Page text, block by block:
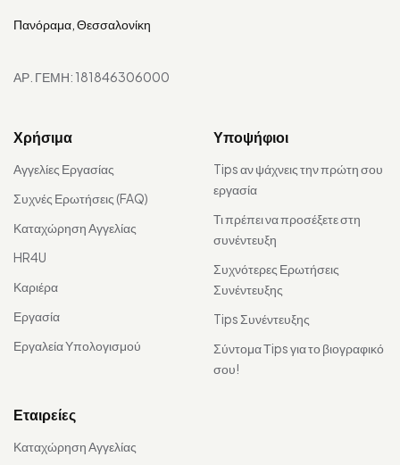
Πανόραμα, Θεσσαλονίκη
ΑΡ. ΓΕΜΗ: 181846306000
Χρήσιμα
Αγγελίες Εργασίας
Συχνές Ερωτήσεις (FAQ)
Καταχώρηση Αγγελίας
HR4U
Καριέρα
Εργασία
Εργαλεία Υπολογισμού
Υποψήφιοι
Tips αν ψάχνεις την πρώτη σου
εργασία
Τι πρέπει να προσέξετε στη
συνέντευξη
Συχνότερες Ερωτήσεις
Συνέντευξης
Tips Συνέντευξης
Σύντομα Τips για το βιογραφικό
σου!
Εταιρείες
Καταχώρηση Αγγελίας